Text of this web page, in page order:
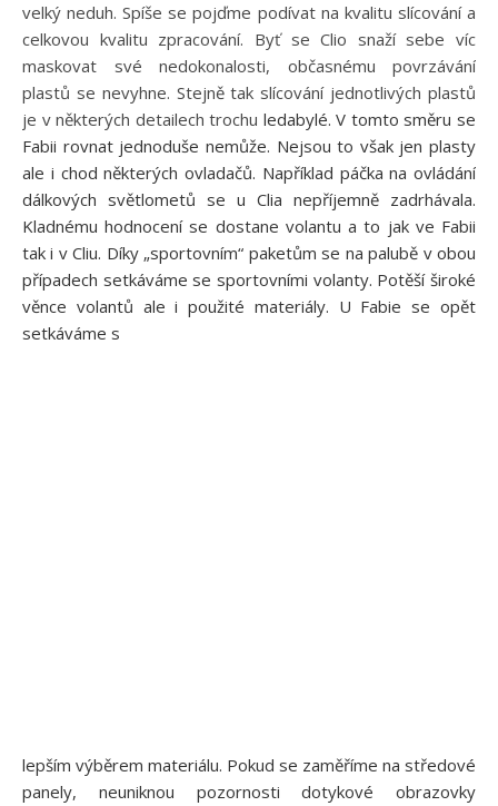
velký neduh. Spíše se pojďme podívat na kvalitu slícování a
celkovou kvalitu zpracování. Byť se Clio snaží sebe víc
maskovat své nedokonalosti, občasnému povrzávání
plastů se nevyhne. Stejně tak slícování jednotlivých plastů
je v některých detailech trochu ledabylé. V tomto směru se
Fabii rovnat jednoduše nemůže. Nejsou to však jen plasty
ale i chod některých ovladačů. Například páčka na ovládání
dálkových světlometů se u Clia nepříjemně zadrhávala.
Kladnému hodnocení se dostane volantu a to jak ve Fabii
tak i v Cliu. Díky „sportovním“ paketům se na palubě v obou
případech setkáváme se sportovními volanty. Potěší široké
věnce volantů ale i použité materiály. U Fabie se opět
setkáváme s
lepším výběrem materiálu. Pokud se zaměříme na středové
panely, neuniknou pozornosti dotykové obrazovky